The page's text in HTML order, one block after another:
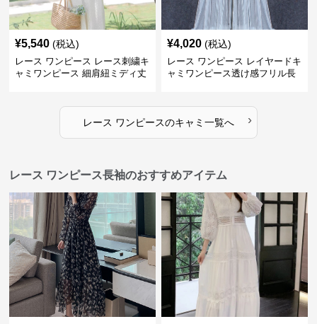
¥5,540 (税込)
レース ワンピース レース刺繍キ
ャミワンピース 細肩紐ミディ丈
¥4,020 (税込)
レース ワンピース レイヤードキ
ャミワンピース透け感フリル長
レース ワンピースのキャミ 一覧へ ›
レース ワンピース長袖のおすすめアイテム